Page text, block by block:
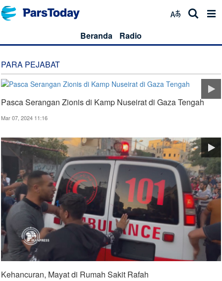
Beranda Radio
PARA PEJABAT
Pasca Serangan Zionis di Kamp Nuseirat di Gaza Tengah
Mar 07, 2024 11:16
Kehancuran, Mayat di Rumah Sakit Rafah